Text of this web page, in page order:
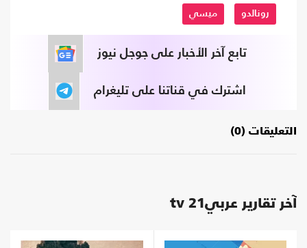
رونالدو ميسي
تابع آخر الأخبار على جوجل نيوز
اشترك في قناتنا على تليغرام
التعليقات (0)
آخر تقارير عربي21 tv